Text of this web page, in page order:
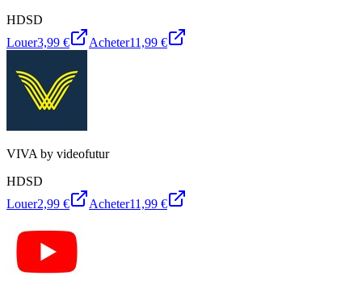
HDSD
Louer3,99 € Acheter11,99 €
VIVA by videofutur
HDSD
Louer2,99 € Acheter11,99 €